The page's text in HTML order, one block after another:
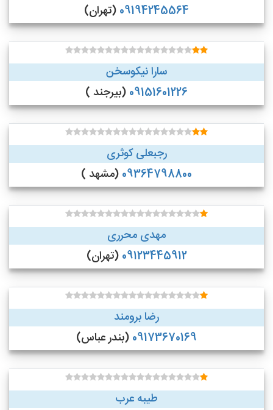
09194245564 (تهران)
سارا نیکوسخن
09151601226 (بیرجند )
رجبعلی کوثری
09364798800 (مشهد )
مهدی محرری
09123445912 (تهران)
رضا برومند
09173670169 (بندر عباس)
طیبه عرب